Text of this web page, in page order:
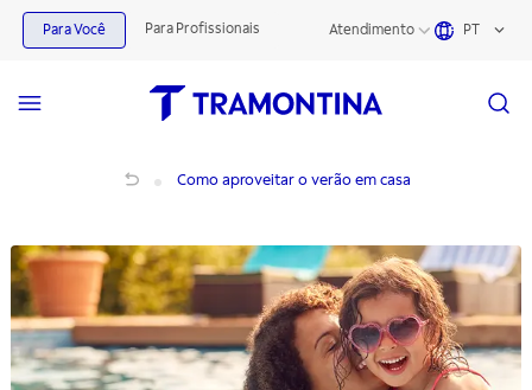
Para Você Para Profissionais Atendimento PT
Como aproveitar o verão em casa